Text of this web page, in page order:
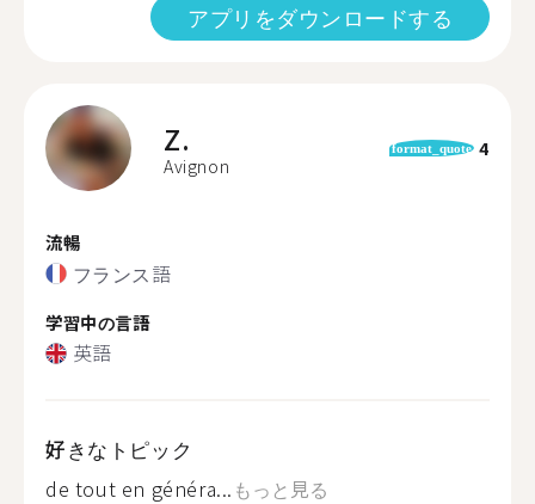
アプリをダウンロードする
Z.
Avignon
format_quote 4
流暢
フランス語
学習中の言語
英語
好きなトピック
de tout en généra... もっと見る